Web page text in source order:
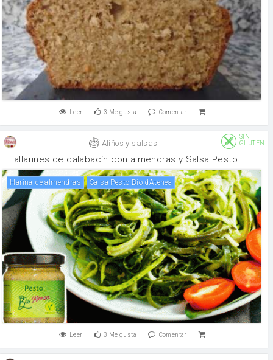
Leer 3 Me gusta Comentar
Aliños y salsas
SIN
GLUTEN
Tallarines de calabacín con almendras y Salsa Pesto
Harina de almendras Salsa Pesto Bio dAtenea
Leer 3 Me gusta Comentar